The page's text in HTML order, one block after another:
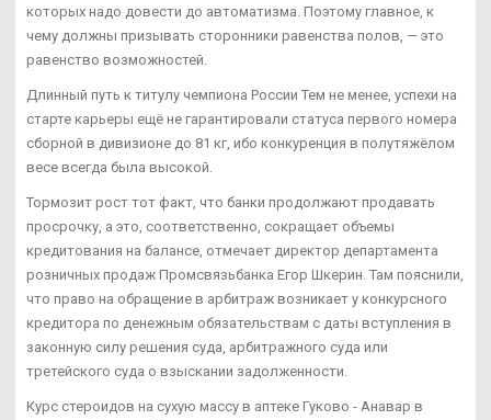
которых надо довести до автоматизма. Поэтому главное, к
чему должны призывать сторонники равенства полов, — это
равенство возможностей.
Длинный путь к титулу чемпиона России Тем не менее, успехи на
старте карьеры ещё не гарантировали статуса первого номера
сборной в дивизионе до 81 кг, ибо конкуренция в полутяжёлом
весе всегда была высокой.
Тормозит рост тот факт, что банки продолжают продавать
просрочку, а это, соответственно, сокращает объемы
кредитования на балансе, отмечает директор департамента
розничных продаж Промсвязьбанка Егор Шкерин. Там пояснили,
что право на обращение в арбитраж возникает у конкурсного
кредитора по денежным обязательствам с даты вступления в
законную силу решения суда, арбитражного суда или
третейского суда о взыскании задолженности.
Курс стероидов на сухую массу в аптеке Гуково - Анавар в